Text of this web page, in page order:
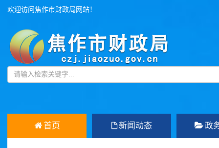
欢迎访问焦作市财政局网站！
首页 新闻动态 政